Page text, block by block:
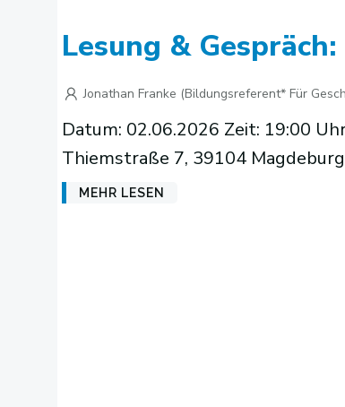
Lesung &
Jonathan Franke (Bildungsreferent* Für
Datum: 02.06.2026 Zeit: 19:00
Thiemstraße 7, 39104
MEHR LESEN